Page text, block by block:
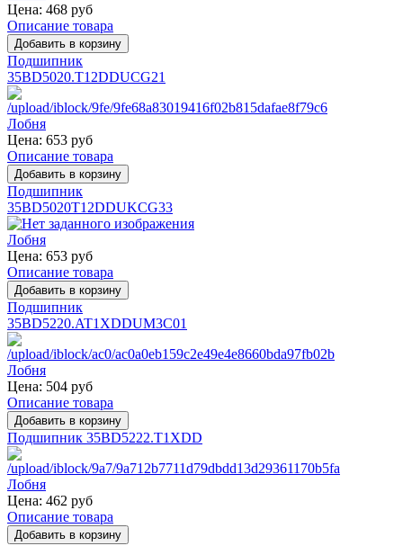
Цена: 468 руб
Описание товара
Подшипник
35BD5020.T12DDUCG21
Цена: 653 руб
Описание товара
Подшипник
35BD5020T12DDUKCG33
Цена: 653 руб
Описание товара
Подшипник
35BD5220.AT1XDDUM3C01
Цена: 504 руб
Описание товара
Подшипник 35BD5222.T1XDD
Цена: 462 руб
Описание товара